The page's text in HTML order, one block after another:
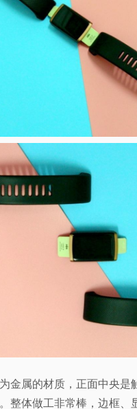
金属的材质，正面中央是
整体做工非常棒，边框、